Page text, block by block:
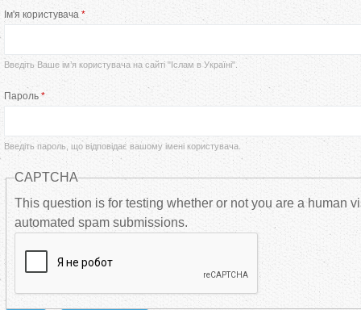
е
в
н
н
в
Ім'я користувача *
Введіть Ваше ім’я користувача на сайті "Іслам в Україні".
Пароль *
Введіть пароль, що відповідає вашому імені користувача.
CAPTCHA
This question is for testing whether or not you are a human
automated spam submissions.